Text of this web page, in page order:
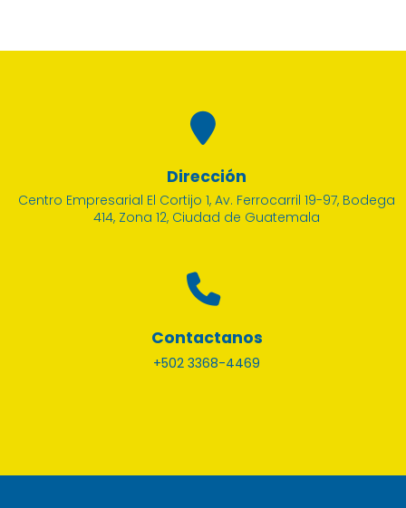
Dirección
Centro Empresarial El Cortijo 1, Av. Ferrocarril 19-97, Bodega
414, Zona 12, Ciudad de Guatemala
Contactanos
+502 3368-4469